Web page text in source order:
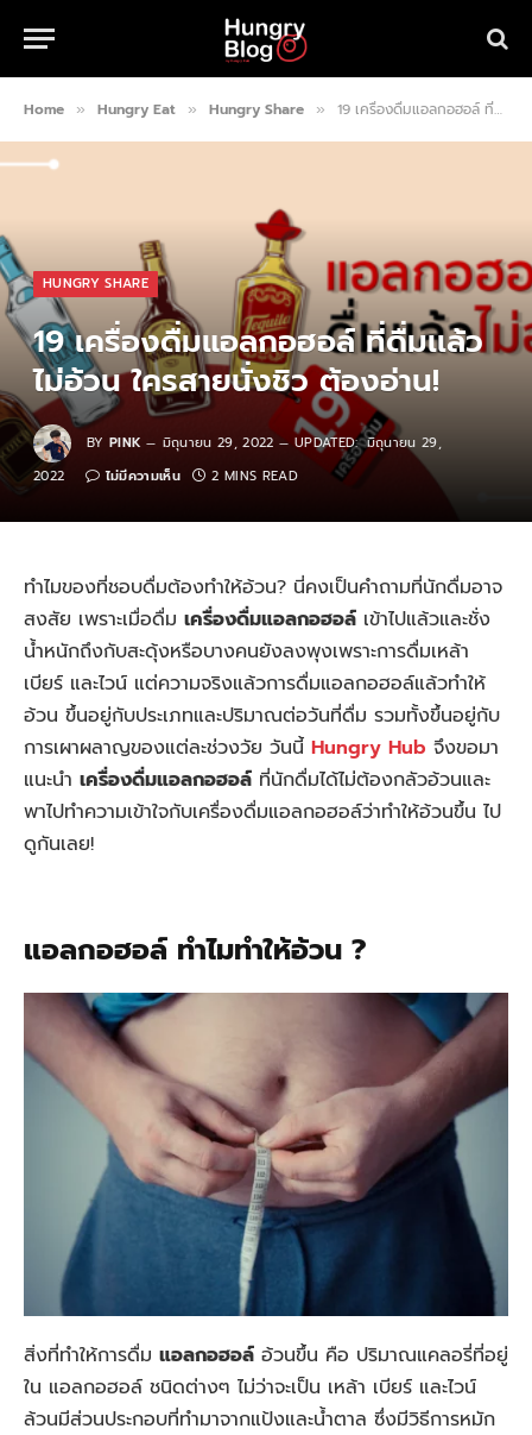
Home » Hungry Eat » Hungry Share » 19 เครื่องดื่มแอลกอฮอล์ ที่ดื่มเเล้วไม่อ้วน ใครสายนั่งชิว ต้องอ่าน!
HUNGRY SHARE
19 เครื่องดื่มแอลกอฮอล์ ที่ดื่มเเล้ว
ไม่อ้วน ใครสายนั่งชิว ต้องอ่าน!
BY PINK มิถุนายน 29, 2022 UPDATED: มิถุนายน 29,
2022
ไม่มีความเห็น 2 MINS READ
ทำไมของที่ชอบดื่มต้องทำให้อ้วน? นี่คงเป็นคำถามที่นักดื่มอาจ
สงสัย เพราะเมื่อดื่ม เครื่องดื่มแอลกอฮอล์ เข้าไปแล้วและชั่ง
น้ำหนักถึงกับสะดุ้งหรือบางคนยังลงพุงเพราะการดื่มเหล้า
เบียร์ และไวน์ แต่ความจริงแล้วการดื่มแอลกอฮอล์แล้วทำให้
อ้วน ขึ้นอยู่กับประเภทและปริมาณต่อวันที่ดื่ม รวมทั้งขึ้นอยู่กับ
การเผาผลาญของแต่ละช่วงวัย วันนี้ Hungry Hub จึงขอมา
แนะนำ เครื่องดื่มแอลกอฮอล์ ที่นักดื่มได้ไม่ต้องกลัวอ้วนและ
พาไปทำความเข้าใจกับเครื่องดื่มแอลกอฮอล์ว่าทำให้อ้วนขึ้น ไป
ดูกันเลย!
แอลกอฮอล์ ทำไมทำให้อ้วน ?
สิ่งที่ทำให้การดื่ม แอลกอฮอล์ อ้วนขึ้น คือ ปริมาณแคลอรี่ที่อยู่
ใน แอลกอฮอล์ ชนิดต่างๆ ไม่ว่าจะเป็น เหล้า เบียร์ และไวน์
ล้วนมีส่วนประกอบที่ทำมาจากแป้งและน้ำตาล ซึ่งมีวิธีการหมัก